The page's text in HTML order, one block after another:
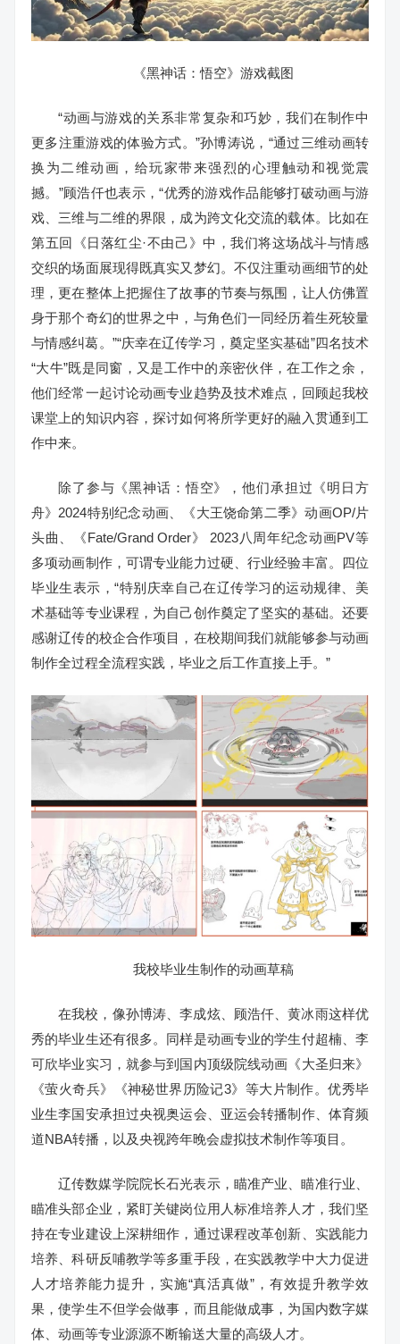
《黑神话：悟空》游戏截图
“动画与游戏的关系非常复杂和巧妙，我们在制作中
更多注重游戏的体验方式。”孙博涛说，“通过三维动画转
换为二维动画，给玩家带来强烈的心理触动和视觉震
撼。”顾浩仟也表示，“优秀的游戏作品能够打破动画与游
戏、三维与二维的界限，成为跨文化交流的载体。比如在
第五回《日落红尘·不由己》中，我们将这场战斗与情感
交织的场面展现得既真实又梦幻。不仅注重动画细节的处
理，更在整体上把握住了故事的节奏与氛围，让人仿佛置
身于那个奇幻的世界之中，与角色们一同经历着生死较量
与情感纠葛。”“庆幸在辽传学习，奠定坚实基础”四名技术
“大牛”既是同窗，又是工作中的亲密伙伴，在工作之余，
他们经常一起讨论动画专业趋势及技术难点，回顾起我校
课堂上的知识内容，探讨如何将所学更好的融入贯通到工
作中来。
除了参与《黑神话：悟空》，他们承担过《明日方
舟》2024特别纪念动画、《大王饶命第二季》动画OP/片
头曲、《Fate/Grand Order》 2023八周年纪念动画PV等
多项动画制作，可谓专业能力过硬、行业经验丰富。四位
毕业生表示，“特别庆幸自己在辽传学习的运动规律、美
术基础等专业课程，为自己创作奠定了坚实的基础。还要
感谢辽传的校企合作项目，在校期间我们就能够参与动画
制作全过程全流程实践，毕业之后工作直接上手。”
我校毕业生制作的动画草稿
在我校，像孙博涛、李成炫、顾浩仟、黄冰雨这样优
秀的毕业生还有很多。同样是动画专业的学生付超楠、李
可欣毕业实习，就参与到国内顶级院线动画 《大圣归来》
《萤火奇兵》《神秘世界历险记3》等大片制作。优秀毕
业生李国安承担过央视奥运会、亚运会转播制作、体育频
道NBA转播，以及央视跨年晚会虚拟技术制作等项目。
辽传数媒学院院长石光表示，瞄准产业、瞄准行业、
瞄准头部企业，紧盯关键岗位用人标准培养人才，我们坚
持在专业建设上深耕细作，通过课程改革创新、实践能力
培养、科研反哺教学等多重手段，在实践教学中大力促进
人才培养能力提升，实施“真活真做”，有效提升教学效
果，使学生不但学会做事，而且能做成事，为国内数字媒
体、动画等专业源源不断输送大量的高级人才。